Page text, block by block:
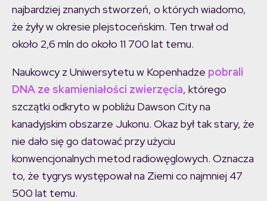
najbardziej znanych stworzeń, o których wiadomo,
że żyły w okresie plejstoceńskim. Ten trwał od
około 2,6 mln do około 11 700 lat temu.
Naukowcy z Uniwersytetu w Kopenhadze pobrali
DNA ze skamieniałości zwierzęcia, którego
szczątki odkryto w pobliżu Dawson City na
kanadyjskim obszarze Jukonu. Okaz był tak stary, że
nie dało się go datować przy użyciu
konwencjonalnych metod radiowęglowych. Oznacza
to, że tygrys występował na Ziemi co najmniej 47
500 lat temu.